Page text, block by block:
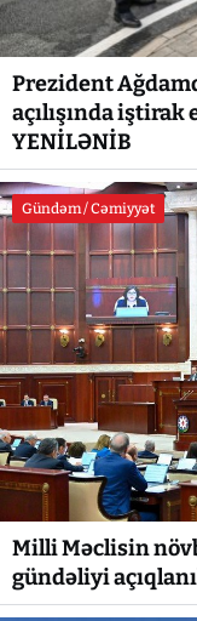
Prezident
açılışında
YENİLƏNİB
Gündəm / Cəmiyyət
Milli Məclisin
gündəliyi